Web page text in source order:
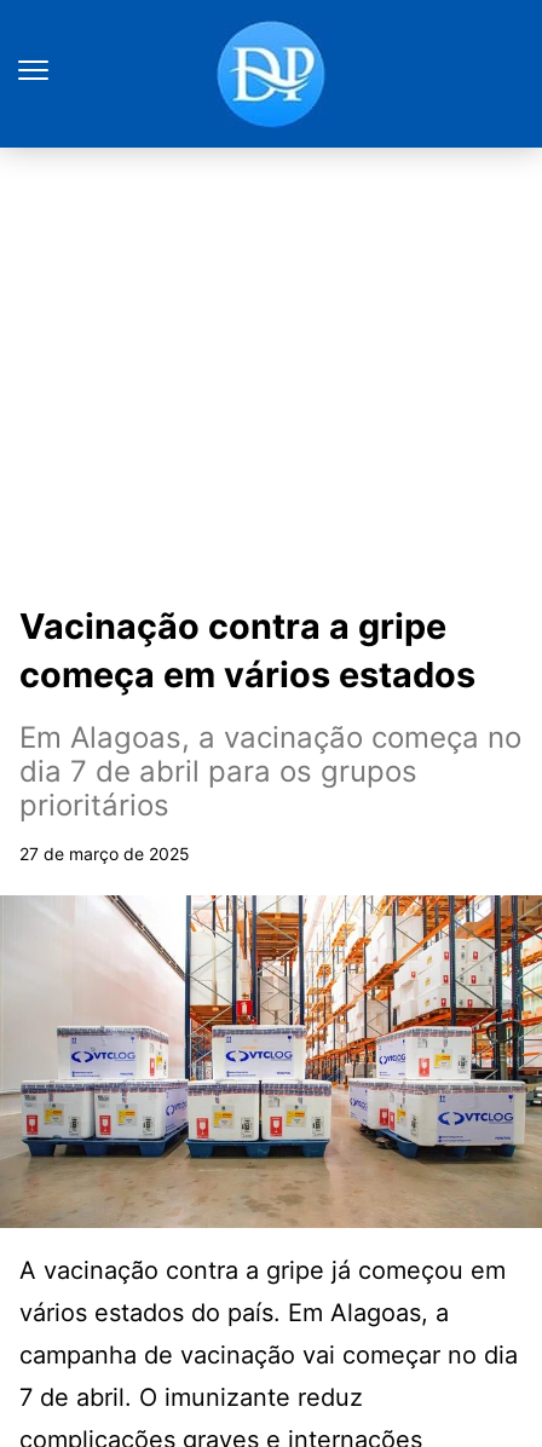
Vacinação contra a gripe
começa em vários estados
Em Alagoas, a vacinação começa no
dia 7 de abril para os grupos
prioritários
27 de março de 2025
A vacinação contra a gripe já começou em
vários estados do país. Em Alagoas, a
campanha de vacinação vai começar no dia
7 de abril. O imunizante reduz
complicações graves e internações